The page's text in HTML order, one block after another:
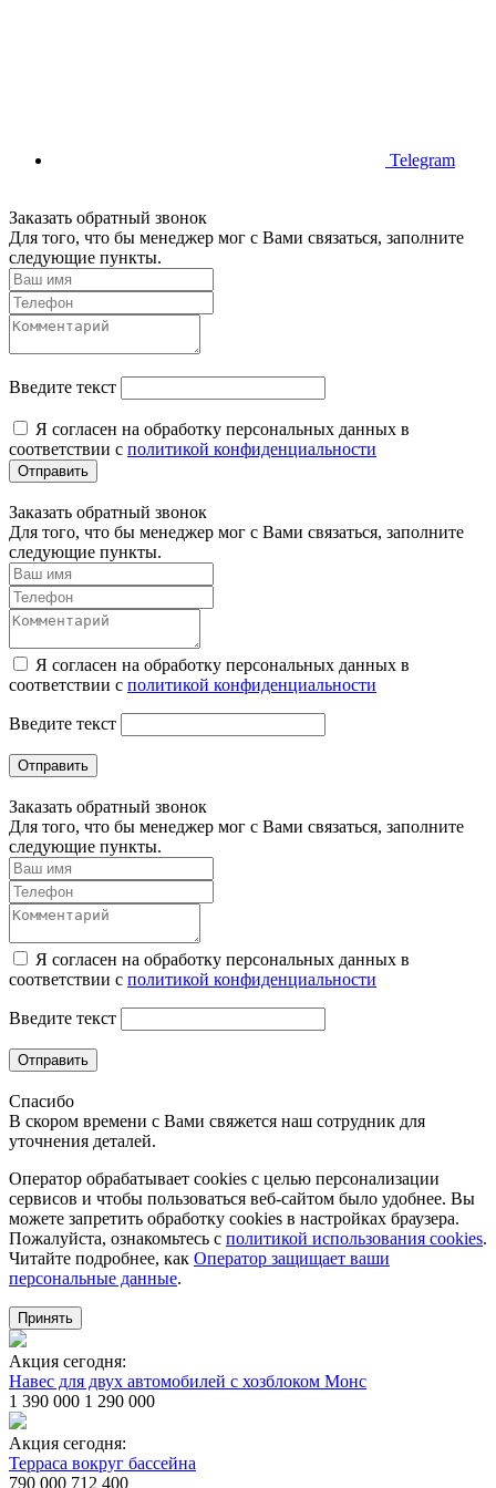
Telegram
Заказать обратный звонок
Для того, что бы менеджер мог с Вами связаться, заполните
следующие пункты.
Введите текст
Я согласен на обработку персональных данных в
соответствии с политикой конфиденциальности
Отправить
Заказать обратный звонок
Для того, что бы менеджер мог с Вами связаться, заполните
следующие пункты.
Я согласен на обработку персональных данных в
соответствии с политикой конфиденциальности
Введите текст
Отправить
Заказать обратный звонок
Для того, что бы менеджер мог с Вами связаться, заполните
следующие пункты.
Я согласен на обработку персональных данных в
соответствии с политикой конфиденциальности
Введите текст
Отправить
Спасибо
В скором времени с Вами свяжется наш сотрудник для
уточнения деталей.
Оператор обрабатывает cookies с целью персонализации
сервисов и чтобы пользоваться веб-сайтом было удобнее. Вы
можете запретить обработку сookies в настройках браузера.
Пожалуйста, ознакомьтесь с политикой использования cookies.
Читайте подробнее, как Оператор защищает ваши
персональные данные.
Принять
Акция сегодня:
Навес для двух автомобилей с хозблоком Монс
1 390 000 1 290 000
Акция сегодня:
Терраса вокруг бассейна
790 000 712 400